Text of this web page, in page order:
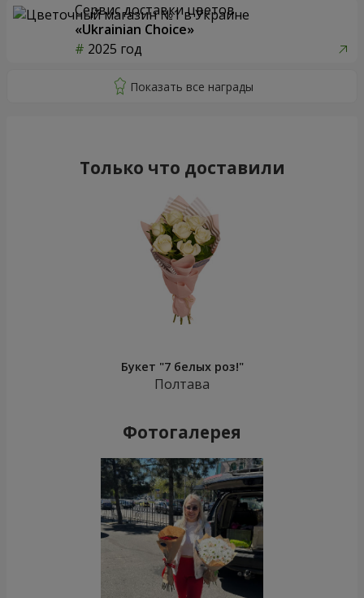
Сервис доставки цветов
«Ukrainian Choice»
2025 год
Только что доставили
Букет "7 белых роз!"
Полтава
Фотогалерея